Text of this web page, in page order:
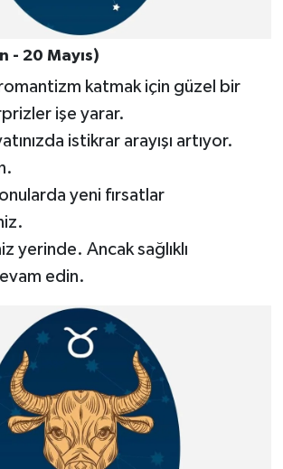
- 20 Mayıs)
katmak için güzel bir
işe yarar.
istikrar arayışı artıyor.
yeni fırsatlar
yerinde. Ancak sağlıklı
edin.